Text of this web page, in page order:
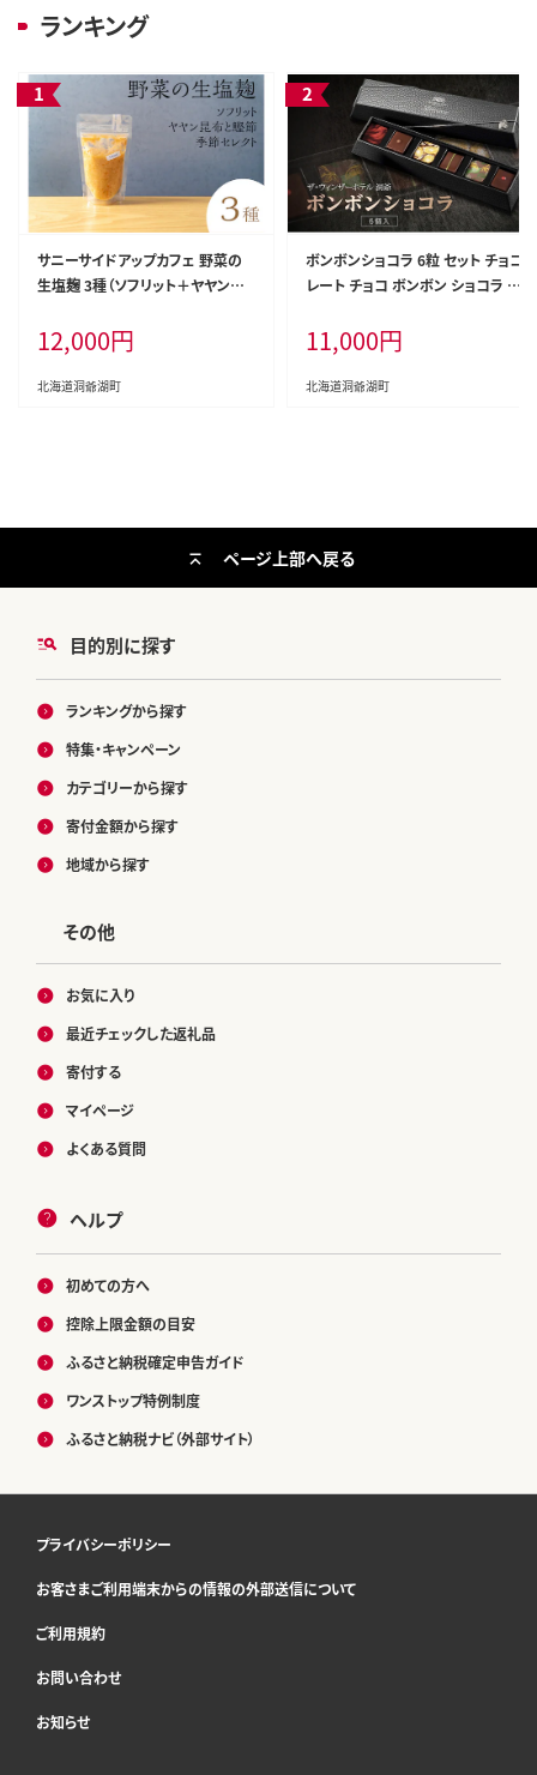
ランキング
サニーサイドアップカフェ 野菜の
生塩麹 3種（ソフリット＋ヤヤン昆
12,000円
北海道洞爺湖町
ボンボンショコラ 6粒 セット チョコ
レート チョコ ボンボン ショコラ ス
ョコラティエ オリジナル 贈り物 ギ
フト お取り寄せ 送料無料 ザ・ウィ
ンザーホテル洞爺 洞爺湖
11,000円
北海道洞爺湖町
目的別に探す
ランキングから探す
特集・キャンペーン
カテゴリーから探す
寄付金額から探す
地域から探す
その他
お気に入り
最近チェックした返礼品
寄付する
マイページ
よくある質問
ヘルプ
初めての方へ
控除上限金額の目安
ふるさと納税確定申告ガイド
ワンストップ特例制度
ふるさと納税ナビ（外部サイト）
ページ上部へ戻る
プライバシーポリシー
お客さまご利用端末からの情報の外部送信について
ご利用規約
お問い合わせ
お知らせ